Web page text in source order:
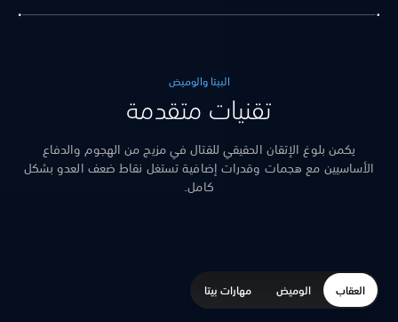
البيتا والوميض
تقنيات متقدمة
يكمن بلوغ الإتقان الحقيقي للقتال في مزيج من الهجوم والدفاع
الأساسيين مع هجمات وقدرات إضافية تستغل نقاط ضعف العدو بشكل
كامل.
العقاب الوميض مهارات بيتا